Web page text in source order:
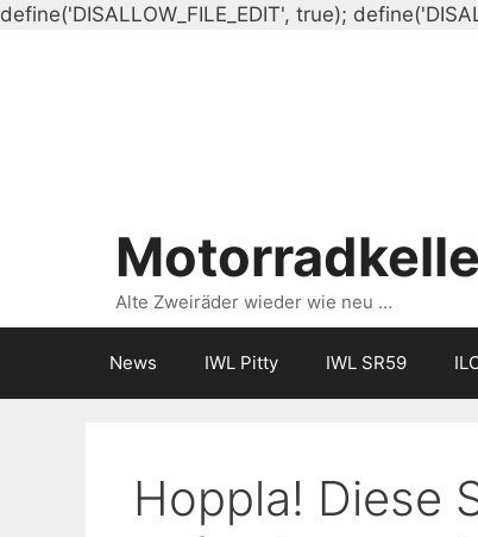
define('DISALLOW_FILE_EDIT', true);
Alte Zweiräder wieder wie neu …
News IWL Pitty IWL SR59
Hoppla! Diese